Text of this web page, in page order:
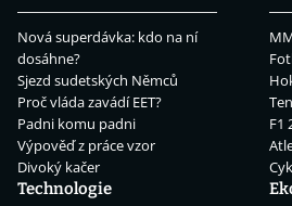
Nová superdávka: kdo na ní
dosáhne?
Sjezd sudetských Němců
Proč vláda zavádí EET?
Padni komu padni
Výpověď z práce vzor
Divoký kačer
F1
Technologie